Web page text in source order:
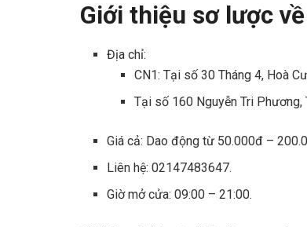
Giới thiệu sơ lược
Địa chỉ:
CN1: Tại số 30 Tháng 4, Hoà
Tại số 160 Nguyễn Tri Phương,
Giá cả: Dao động từ 50.000đ –
Liên hệ: 02147483647.
Giờ mở cửa: 09:00 – 21:00.